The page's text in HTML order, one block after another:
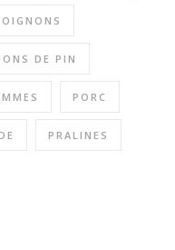
OIGNONS
DE PIN
PORC
PRALINES